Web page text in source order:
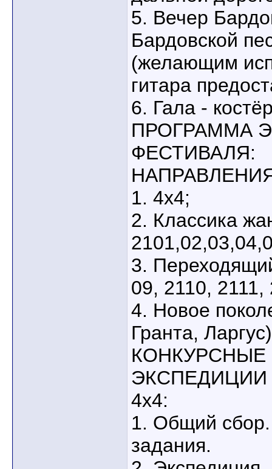
5. Вечер
Бардовской
(желающим
гитара
6. Гала -
ПРОГРАММА
ФЕСТИВАЛЯ:
1. 4х4;
2. Классика
3.
09, 2110, 2111,
4. Новое
Гранта, Ларгус)
КОНКУРСНЫЕ
4х4:
1. Общий
задания.